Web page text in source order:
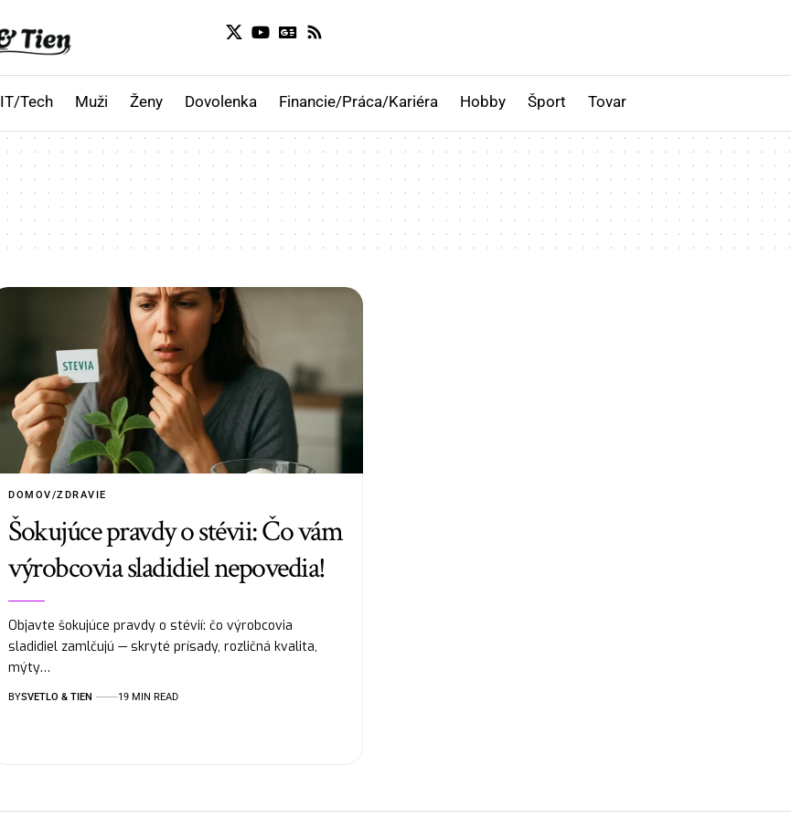
IT/Tech Muži Ženy Dovolenka Financie/Práca/Kariéra Hobby Šport Tovar
DOMOV/ZDRAVIE
Šokujúce pravdy o stévii: Čo vám
výrobcovia sladidiel nepovedia!
Objavte šokujúce pravdy o stévií: čo výrobcovia
sladidiel zamlčujú — skryté prísady, rozličná kvalita,
mýty…
BYSVETLO & TIEN 19 MIN READ